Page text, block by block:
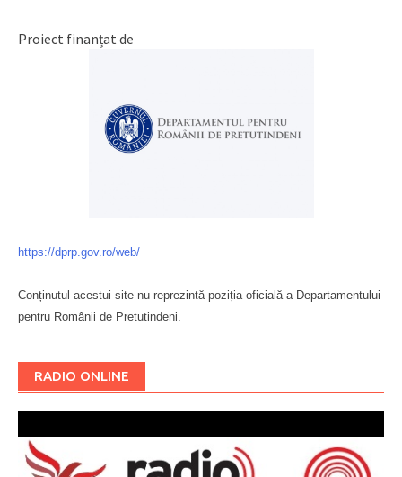
Proiect finanțat de
https://dprp.gov.ro/web/
Conținutul acestui site nu reprezintă poziția oficială a Departamentului
pentru Românii de Pretutindeni.
RADIO ONLINE